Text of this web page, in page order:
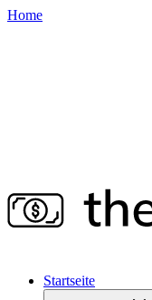
Home
Startseite